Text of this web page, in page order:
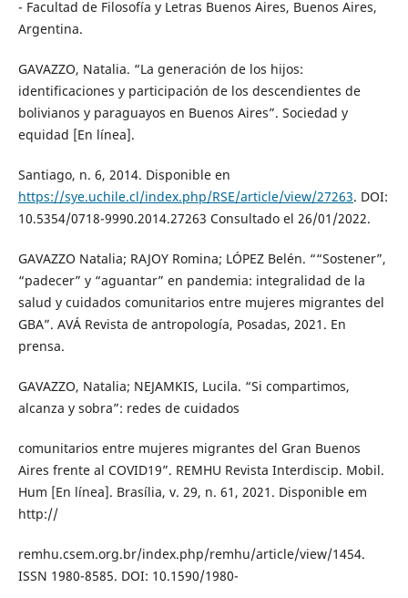
- Facultad de Filosofía y Letras Buenos Aires, Buenos Aires,
Argentina.
GAVAZZO, Natalia. “La generación de los hijos:
identificaciones y participación de los descendientes de
bolivianos y paraguayos en Buenos Aires”. Sociedad y
equidad [En línea].
Santiago, n. 6, 2014. Disponible en
https://sye.uchile.cl/index.php/RSE/article/view/27263. DOI:
10.5354/0718-9990.2014.27263 Consultado el 26/01/2022.
GAVAZZO Natalia; RAJOY Romina; LÓPEZ Belén. ““Sostener”,
“padecer” y “aguantar” en pandemia: integralidad de la
salud y cuidados comunitarios entre mujeres migrantes del
GBA”. AVÁ Revista de antropología, Posadas, 2021. En
prensa.
GAVAZZO, Natalia; NEJAMKIS, Lucila. “Si compartimos,
alcanza y sobra”: redes de cuidados
comunitarios entre mujeres migrantes del Gran Buenos
Aires frente al COVID19”. REMHU Revista Interdiscip. Mobil.
Hum [En línea]. Brasília, v. 29, n. 61, 2021. Disponible em
http://
remhu.csem.org.br/index.php/remhu/article/view/1454.
ISSN 1980-8585. DOI: 10.1590/1980-